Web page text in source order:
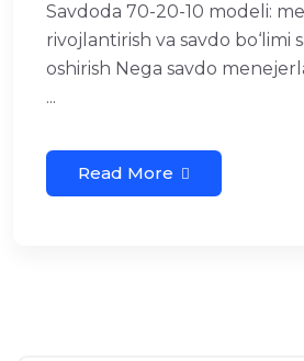
Savdoda 70-20-10 modeli:
rivojlantirish va savdo bo‘limi
oshirish Nega savdo
...
Read More